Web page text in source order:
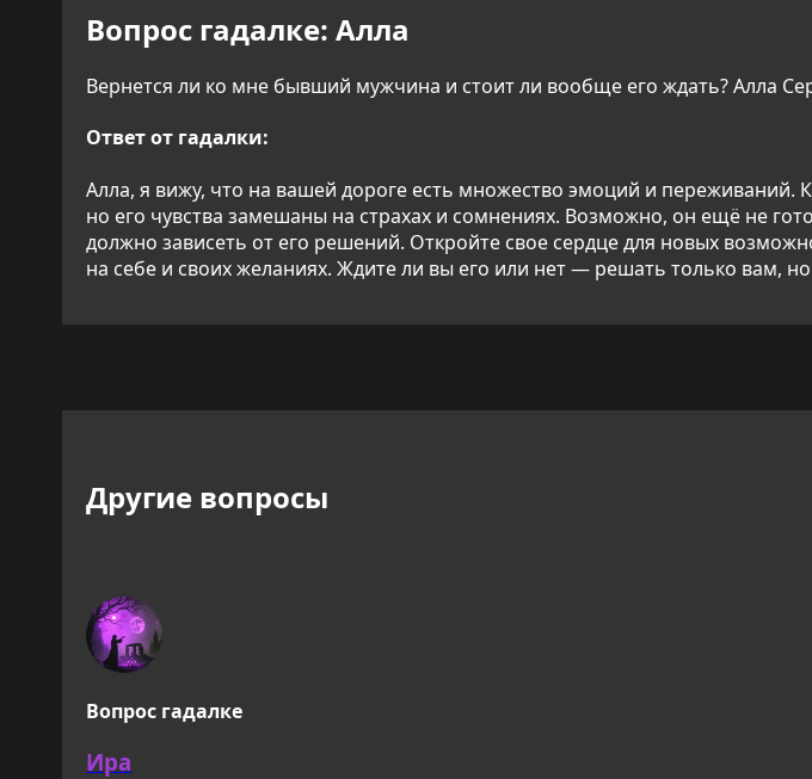
Вопрос гадалке: Алла
Вернется ли ко мне бывший мужчина и стоит ли вообще его ждать? Алла
Ответ от гадалки:
Алла, я вижу, что на вашей дороге есть множество эмоций и
но его чувства замешаны на страхах и сомнениях. Возможно, он ещё не
должно зависеть от его решений. Откройте свое сердце для новых
на себе и своих желаниях. Ждите ли вы его или нет — решать только вам,
Другие вопросы
Вопрос гадалке
Ира